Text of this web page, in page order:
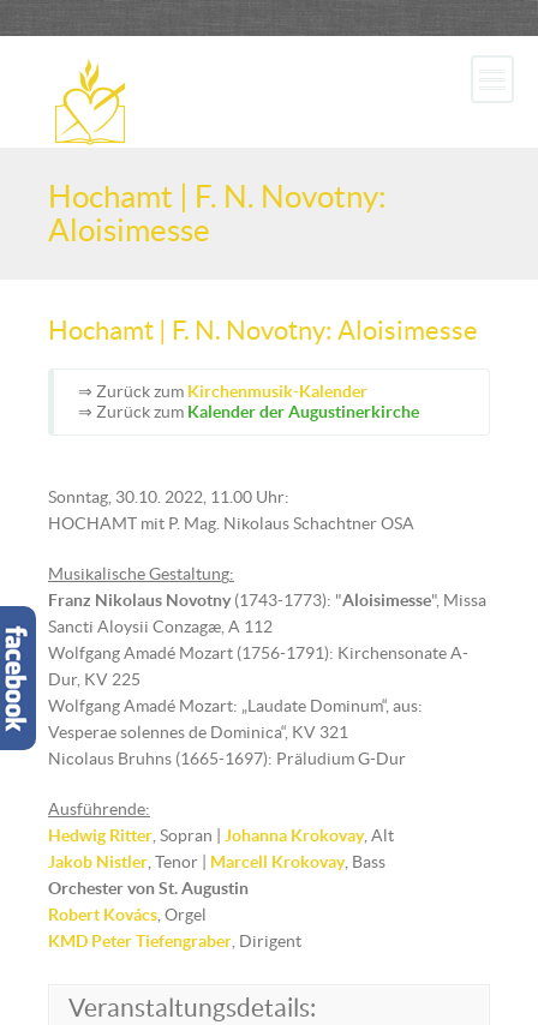
Hochamt | F. N. Novotny:
Aloisimesse
Hochamt | F. N. Novotny: Aloisimesse
⇒ Zurück zum Kirchenmusik-Kalender
⇒ Zurück zum Kalender der Augustinerkirche
Sonntag, 30.10. 2022, 11.00 Uhr:
HOCHAMT mit P. Mag. Nikolaus Schachtner OSA
Musikalische Gestaltung:
Franz Nikolaus Novotny (1743-1773): "Aloisimesse", Missa
Sancti Aloysii Conzagæ, A 112
Wolfgang Amadé Mozart (1756-1791): Kirchensonate A-
Dur, KV 225
Wolfgang Amadé Mozart: „Laudate Dominum“, aus:
Vesperae solennes de Dominica“, KV 321
Nicolaus Bruhns (1665-1697): Präludium G-Dur
Ausführende:
Hedwig Ritter , Sopran | Johanna Krokovay, Alt
Jakob Nistler , Tenor | Marcell Krokovay, Bass
Orchester von St. Augustin
Robert Kovács , Orgel
KMD Peter Tiefengraber , Dirigent
Veranstaltungsdetails: